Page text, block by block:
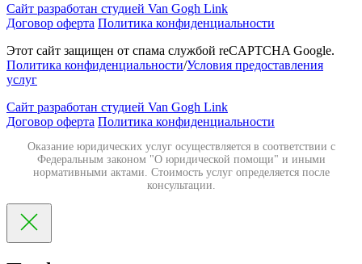
Сайт разработан студией Van Gogh Link
Договор оферта Политика конфиденциальности
Этот сайт защищен от спама службой reCAPTCHA Google.
Политика конфиденциальности/Условия предоставления
услуг
Сайт разработан студией Van Gogh Link
Договор оферта Политика конфиденциальности
Оказание юридических услуг осуществляется в соответствии с
Федеральным законом "О юридической помощи" и иными
нормативными актами. Стоимость услуг определяется после
консультации.